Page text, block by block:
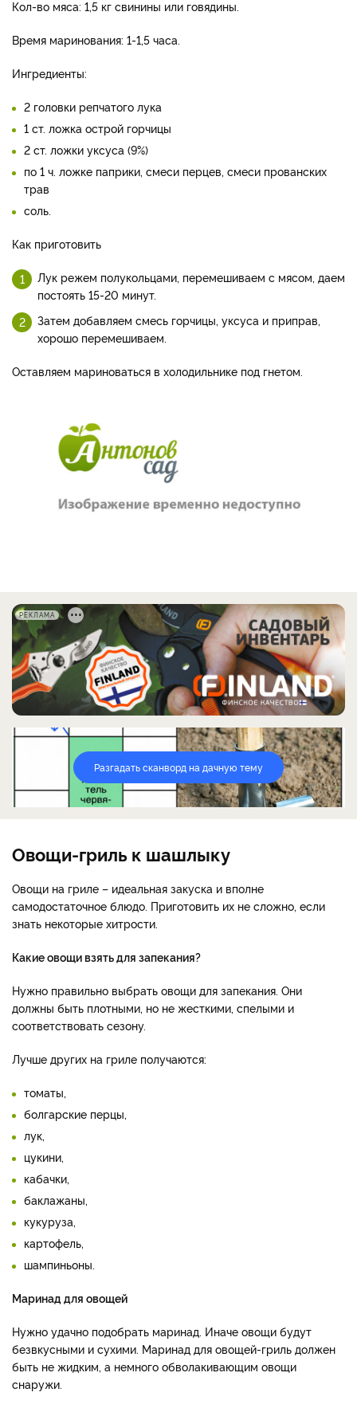
Кол-во мяса: 1,5 кг свинины или говядины.
Время маринования: 1-1,5 часа.
Ингредиенты:
2 головки репчатого лука
1 ст. ложка острой горчицы
2 ст. ложки уксуса (9%)
по 1 ч. ложке паприки, смеси перцев, смеси прованских
трав
соль.
Как приготовить
Лук режем полукольцами, перемешиваем с мясом, даем
постоять 15-20 минут.
Затем добавляем смесь горчицы, уксуса и приправ,
хорошо перемешиваем.
Оставляем мариноваться в холодильнике под гнетом.
РЕКЛАМА
Разгадать сканворд на дачную тему
Овощи-гриль к шашлыку
Овощи на гриле – идеальная закуска и вполне
самодостаточное блюдо. Приготовить их не сложно, если
знать некоторые хитрости.
Какие овощи взять для запекания?
Нужно правильно выбрать овощи для запекания. Они
должны быть плотными, но не жесткими, спелыми и
соответствовать сезону.
Лучше других на гриле получаются:
томаты,
болгарские перцы,
лук,
цукини,
кабачки,
баклажаны,
кукуруза,
картофель,
шампиньоны.
Маринад для овощей
Нужно удачно подобрать маринад. Иначе овощи будут
безвкусными и сухими. Маринад для овощей-гриль должен
быть не жидким, а немного обволакивающим овощи
снаружи.